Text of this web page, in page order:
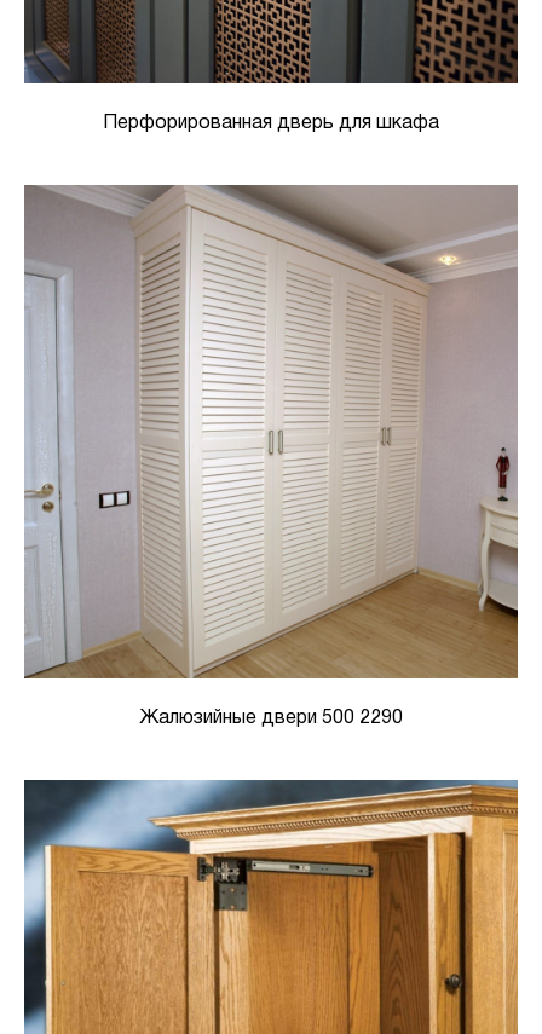
Перфорированная дверь для шкафа
Жалюзийные двери 500 2290